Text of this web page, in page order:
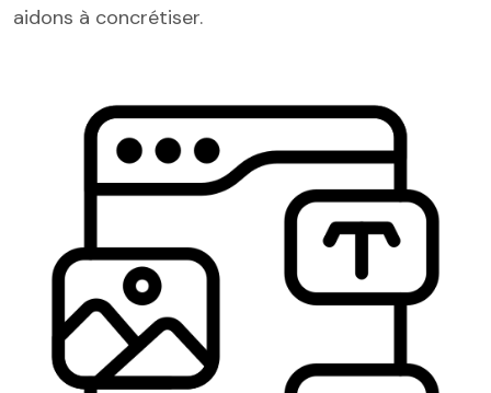
aidons à concrétiser.